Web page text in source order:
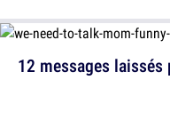
12 messages